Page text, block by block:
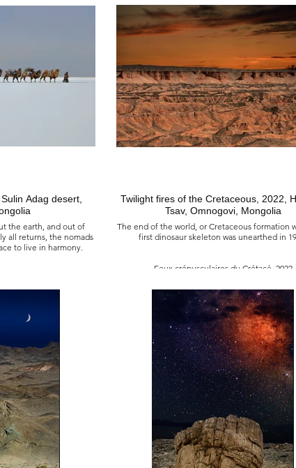
sacrés où ces armées
古 阿爾泰 西維特山谷
民族以輕裝上陣，成為
光年中的靈性之旅, 2015
蒙古 國巴彥洪戈 爾額爾登涅佐格特山谷
Adag desert,
the earth, and out of
all returns, the nomads
to live in harmony.
Mongolie
chose qu’est la terre,
rentre.
達格沙漠
現，最終又歸於其中，
，在和諧中生活。
Twilight fires of the Cretaceous, 2022, Hermen
Tsav, Omnogovi, Mongolia
The end of the world, or Cretaceous formation
first dinosaur skeleton was unearthed in
Feux crépusculaires du Crétacé, 2022
Le bout du bout du monde, ou formation du
où le 1er squelette de dinosaure fut découvert
白堊紀的黃昏之火, 2022
蒙古 奧木諾戈維 赫爾門察夫
世界末日，或是白堊紀地層，在那裡於1923年首
恐龍化骨。